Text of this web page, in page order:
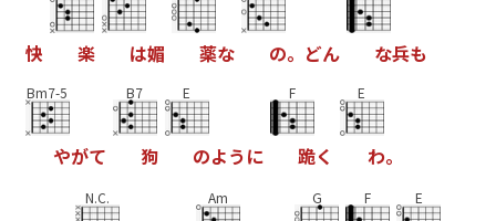
快 楽 は媚 薬な の。 どん な兵も
Bm7-5
やがて
B7
狗
E
のよう に
F
跪く
E
わ。
N.C. Am G F E